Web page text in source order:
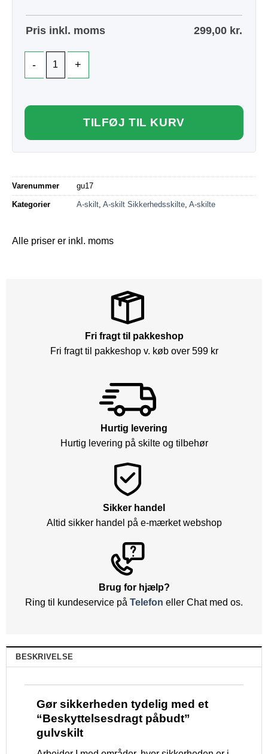
Pris inkl. moms 299,00 kr.
TILFØJ TIL KURV
Varenummer gu17
Kategorier A-skilt, A-skilt Sikkerhedsskilte, A-skilte
Alle priser er inkl. moms
Fri fragt til pakkeshop
Fri fragt til pakkeshop v. køb over 599 kr
Hurtig levering
Hurtig levering på skilte og tilbehør
Sikker handel
Altid sikker handel på e-mærket webshop
Brug for hjælp?
Ring til kundeservice på Telefon eller Chat med os.
BESKRIVELSE
Gør sikkerheden tydelig med et
“Beskyttelsesdragt påbudt”
gulvskilt